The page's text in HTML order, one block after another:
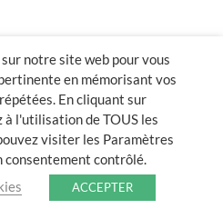
notre site web pour vous
en mémorisant vos
En cliquant sur
à l'utilisation de TOUS les
visiter les Paramètres
consentement contrôlé.
ACCEPTER